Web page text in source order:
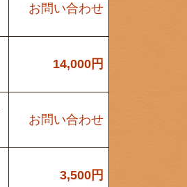
お問い合わせ
14,000円
お問い合わせ
3,500円